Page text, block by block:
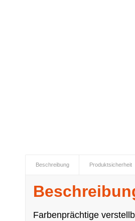
Beschreibung Produktsicherheit
Farbenprächtige